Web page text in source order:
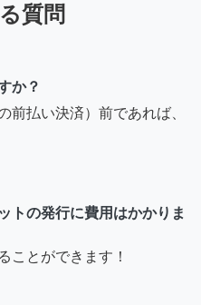
質問
か？
前払い決済）前であれば、
トの発行に費用はかかりま
ことができます！